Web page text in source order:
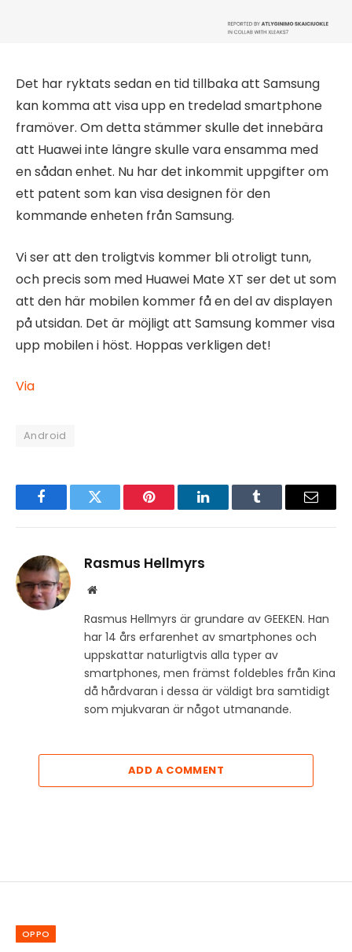
Det har ryktats sedan en tid tillbaka att Samsung
kan komma att visa upp en tredelad smartphone
framöver. Om detta stämmer skulle det innebära
att Huawei inte längre skulle vara ensamma med
en sådan enhet. Nu har det inkommit uppgifter om
ett patent som kan visa designen för den
kommande enheten från Samsung.
Vi ser att den troligtvis kommer bli otroligt tunn,
och precis som med Huawei Mate XT ser det ut som
att den här mobilen kommer få en del av displayen
på utsidan. Det är möjligt att Samsung kommer visa
upp mobilen i höst. Hoppas verkligen det!
Via
Android
FacebookTwitter Pinterest LinkedInTumblr Email
Rasmus Hellmyrs
Website
Rasmus Hellmyrs är grundare av GEEKEN. Han
har 14 års erfarenhet av smartphones och
uppskattar naturligtvis alla typer av
smartphones, men främst foldebles från Kina
då hårdvaran i dessa är väldigt bra samtidigt
som mjukvaran är något utmanande.
ADD A COMMENT
OPPO